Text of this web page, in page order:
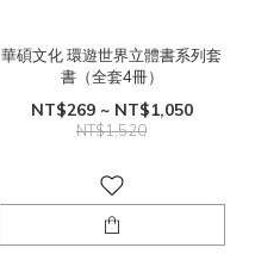
華碩文化 環遊世界立體書系列套
書（全套4冊）
NT$269 ~ NT$1,050
NT$1,520